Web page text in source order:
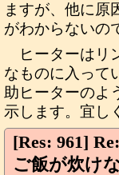
ますが、他に原
がわからないの
ヒーターはリ
なものに入って
助ヒーターのよ
示します。宜し
[Res: 961]
ご飯が炊け